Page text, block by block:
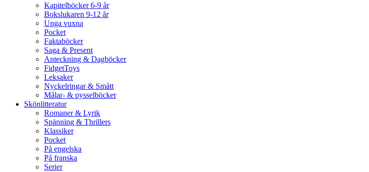
Kapitelböcker 6-9 år
Bokslukaren 9-12 år
Unga vuxna
Pocket
Faktaböcker
Saga & Present
Anteckning & Dagböcker
FidgetToys
Leksaker
Nyckelringar & Smått
Målar- & pysselböcker
Skönlitteratur
Romaner & Lyrik
Spänning & Thrillers
Klassiker
Pocket
På engelska
På franska
Serier